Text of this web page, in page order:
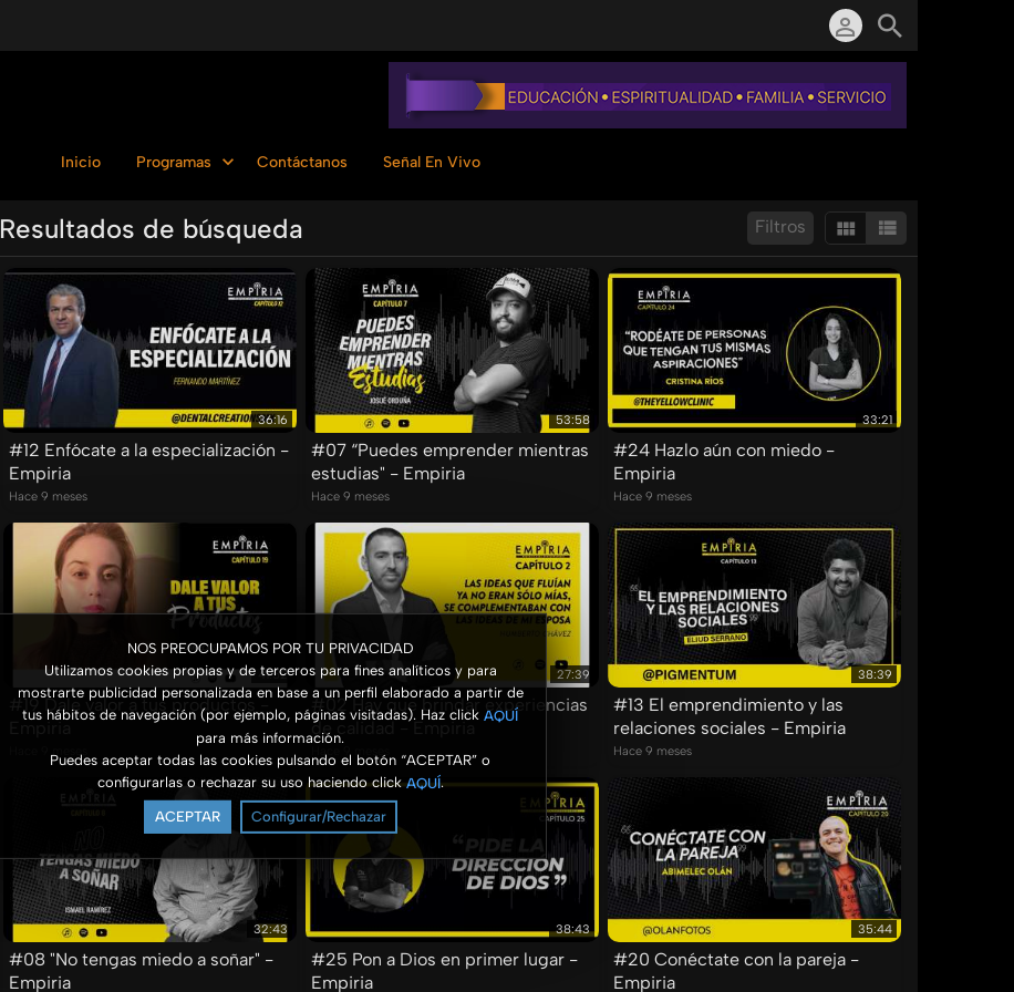
NOS PREOCUPAMOS POR TU PRIVACIDAD
Utilizamos cookies propias y de terceros para fines analíticos y para
mostrarte publicidad personalizada en base a un perfil elaborado a partir de
tus hábitos de navegación (por ejemplo, páginas visitadas). Haz click AQUÍ
para más información.
Puedes aceptar todas las cookies pulsando el botón “ACEPTAR” o
configurarlas o rechazar su uso haciendo click AQUÍ.
ACEPTAR Configurar/Rechazar
Inicio Programas Contáctanos Señal En Vivo
Filtros
Resultados de búsqueda
Ordenar por: Mostrar: Resultados/Pág.:
36:16
#12 Enfócate a la especialización -
Empiria
Hace 9 meses
53:58
#07 “Puedes emprender mientras
estudias" - Empiria
Hace 9 meses
33:21
#24 Hazlo aún con miedo -
Empiria
Hace 9 meses
41:52
#19 Dale valor a tus productos -
Hace 9 meses
27:39
#02 Hay que brindar experiencias
de calidad - Empiria
Hace 9 meses
38:39
#13 El emprendimiento y las
relaciones sociales - Empiria
Hace 9 meses
32:43
#08 "No tengas miedo a soñar" -
Empiria
38:43
#25 Pon a Dios en primer lugar -
Empiria
35:44
#20 Conéctate con la pareja -
Empiria